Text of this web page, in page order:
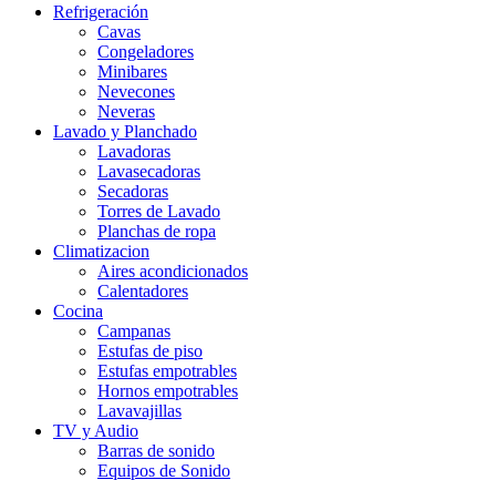
Refrigeración
Cavas
Congeladores
Minibares
Nevecones
Neveras
Lavado y Planchado
Lavadoras
Lavasecadoras
Secadoras
Torres de Lavado
Planchas de ropa
Climatizacion
Aires acondicionados
Calentadores
Cocina
Campanas
Estufas de piso
Estufas empotrables
Hornos empotrables
Lavavajillas
TV y Audio
Barras de sonido
Equipos de Sonido